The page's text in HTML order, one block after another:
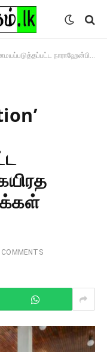
புகையிரத நிலையம் மீண்டும் மக்கள் பயன்பாட்டிற்கு
COMMENTS